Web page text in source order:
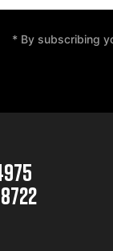
* By subscribing